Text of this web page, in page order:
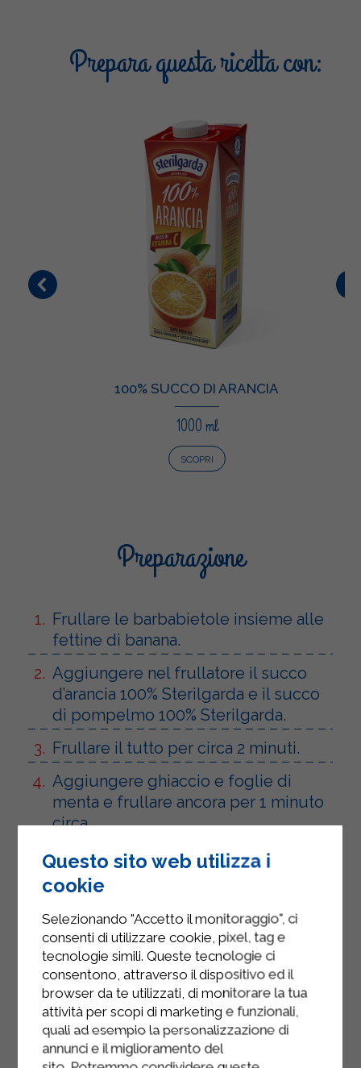
Prepara questa ricetta con:
100% SUCCO DI ARANCIA
1000 ml
SCOPRI
Preparazione
Frullare le barbabietole insieme alle
fettine di banana.
Aggiungere nel frullatore il succo
d’arancia 100% Sterilgarda e il succo
di pompelmo 100% Sterilgarda.
Frullare il tutto per circa 2 minuti.
Aggiungere ghiaccio e foglie di
menta e frullare ancora per 1 minuto
circa.
Mettere lo smoothie nei bicchieri e
ornare con foglioline di menta.
Questo sito web utilizza i
cookie
Selezionando "Accetto il monitoraggio", ci
consenti di utilizzare cookie, pixel, tag e
tecnologie simili. Queste tecnologie ci
consentono, attraverso il dispositivo ed il
browser da te utilizzati, di monitorare la tua
attività per scopi di marketing e funzionali,
quali ad esempio la personalizzazione di
annunci e il miglioramento del